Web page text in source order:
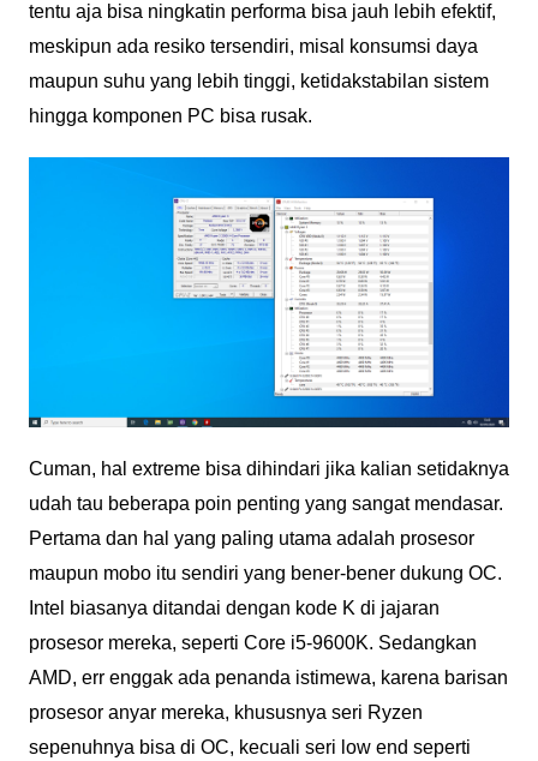
tentu aja bisa ningkatin performa bisa jauh lebih efektif,
meskipun ada resiko tersendiri, misal konsumsi daya
maupun suhu yang lebih tinggi, ketidakstabilan sistem
hingga komponen PC bisa rusak.
Cuman, hal extreme bisa dihindari jika kalian setidaknya
udah tau beberapa poin penting yang sangat mendasar.
Pertama dan hal yang paling utama adalah prosesor
maupun mobo itu sendiri yang bener-bener dukung OC.
Intel biasanya ditandai dengan kode K di jajaran
prosesor mereka, seperti Core i5-9600K. Sedangkan
AMD, err enggak ada penanda istimewa, karena barisan
prosesor anyar mereka, khususnya seri Ryzen
sepenuhnya bisa di OC, kecuali seri low end seperti